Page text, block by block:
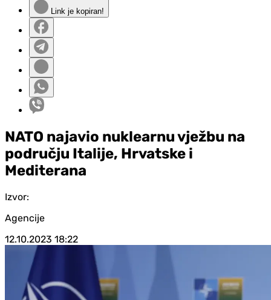
Link je kopiran!
NATO najavio nuklearnu vježbu na
području Italije, Hrvatske i
Mediterana
Izvor:
Agencije
12.10.2023 18:22